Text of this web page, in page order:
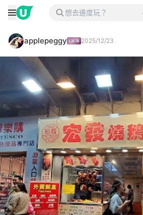
applepeggy 2025/12/23